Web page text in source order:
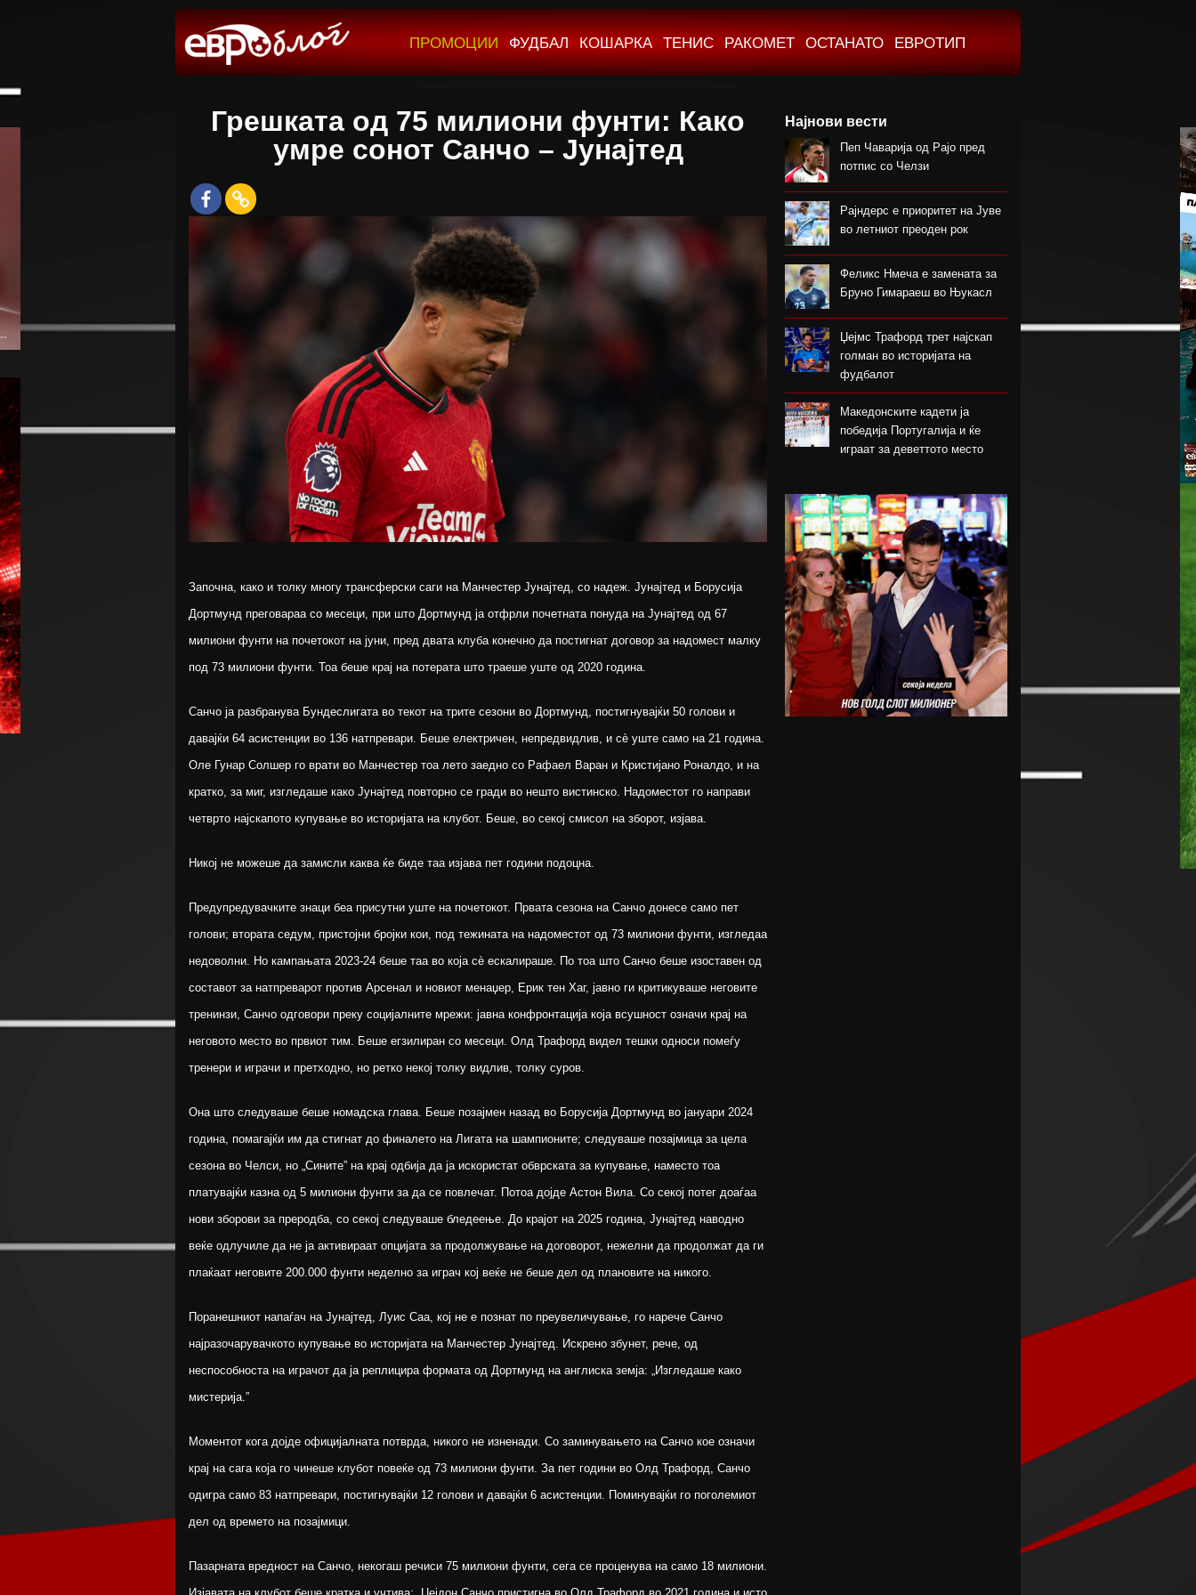
ПРОМОЦИИ ФУДБАЛ КОШАРКА ТЕНИС РАКОМЕТ ОСТАНАТО ЕВРОТИП
Грешката од 75 милиони фунти: Како
умре сонот Санчо – Јунајтед
Започна, како и толку многу трансферски саги на Манчестер Јунајтед, со надеж. Јунајтед и Борусија
Дортмунд преговараа со месеци, при што Дортмунд ја отфрли почетната понуда на Јунајтед од 67
милиони фунти на почетокот на јуни, пред двата клуба конечно да постигнат договор за надомест малку
под 73 милиони фунти. Тоа беше крај на потерата што траеше уште од 2020 година.
Санчо ја разбранува Бундеслигата во текот на трите сезони во Дортмунд, постигнувајќи 50 голови и
давајќи 64 асистенции во 136 натпревари. Беше електричен, непредвидлив, и сè уште само на 21 година.
Оле Гунар Солшер го врати во Манчестер тоа лето заедно со Рафаел Варан и Кристијано Роналдо, и на
кратко, за миг, изгледаше како Јунајтед повторно се гради во нешто вистинско. Надоместот го направи
четврто најскапото купување во историјата на клубот. Беше, во секој смисол на зборот, изјава.
Никој не можеше да замисли каква ќе биде таа изјава пет години подоцна.
Предупредувачките знаци беа присутни уште на почетокот. Првата сезона на Санчо донесе само пет
голови; втората седум, пристојни бројки кои, под тежината на надоместот од 73 милиони фунти, изгледаа
недоволни. Но кампањата 2023-24 беше таа во која сè ескалираше. По тоа што Санчо беше изоставен од
составот за натпреварот против Арсенал и новиот менаџер, Ерик тен Хаг, јавно ги критикуваше неговите
тренинзи, Санчо одговори преку социјалните мрежи: јавна конфронтација која всушност означи крај на
неговото место во првиот тим. Беше егзилиран со месеци. Олд Трафорд видел тешки односи помеѓу
тренери и играчи и претходно, но ретко некој толку видлив, толку суров.
Она што следуваше беше номадска глава. Беше позајмен назад во Борусија Дортмунд во јануари 2024
година, помагајќи им да стигнат до финалето на Лигата на шампионите; следуваше позајмица за цела
сезона во Челси, но „Сините” на крај одбија да ја искористат обврската за купување, наместо тоа
платувајќи казна од 5 милиони фунти за да се повлечат. Потоа дојде Астон Вила. Со секој потег доаѓаа
нови зборови за преродба, со секој следуваше бледеење. До крајот на 2025 година, Јунајтед наводно
веќе одлучиле да не ја активираат опцијата за продолжување на договорот, нежелни да продолжат да ги
плаќаат неговите 200.000 фунти неделно за играч кој веќе не беше дел од плановите на никого.
Поранешниот напаѓач на Јунајтед, Луис Саа, кој не е познат по преувеличување, го нарече Санчо
најразочарувачкото купување во историјата на Манчестер Јунајтед. Искрено збунет, рече, од
неспособноста на играчот да ја реплицира формата од Дортмунд на англиска земја: „Изгледаше како
мистерија.”
Моментот кога дојде официјалната потврда, никого не изненади. Со заминувањето на Санчо кое означи
крај на сага која го чинеше клубот повеќе од 73 милиони фунти. За пет години во Олд Трафорд, Санчо
одигра само 83 натпревари, постигнувајќи 12 голови и давајќи 6 асистенции. Поминувајќи го поголемиот
дел од времето на позајмици.
Пазарната вредност на Санчо, некогаш речиси 75 милиони фунти, сега се проценува на само 18 милиони.
Најнови вести
Пеп Чаварија од Рајо пред
потпис со Челзи
Рајндерс е приоритет на Јуве
во летниот преоден рок
Феликс Нмеча е замената за
Бруно Гимараеш во Њукасл
Џејмс Трафорд трет најскап
голман во историјата на
фудбалот
Македонските кадети ја
победија Португалија и ќе
играат за деветтото место
со младински
репрезентативец
Магнес Аклиуш официјално
претставен во Париз
Мики ван де Вен се согласи
на нов договор со Тотенхем
Лина Ѓорческа го заврши
настапот во Лајпциг